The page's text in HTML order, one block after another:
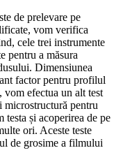
de prelevare pe
vom verifica
cele trei instrumente
pentru a măsura
Dimensiunea
factor pentru profilul
vom efectua un alt test
microstructură pentru
testa și acoperirea de pe
ori. Aceste teste
de grosime a filmului